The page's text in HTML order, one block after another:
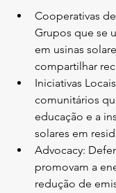
Cooperativas
Grupos que se
em usinas
compartilhar
Iniciativas
comunitários
educação e a
solares em
Advocacy:
promovam a
redução de